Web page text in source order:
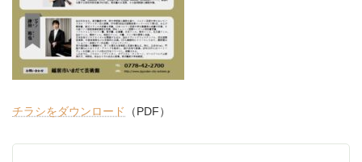
チラシをダウンロード （PDF）